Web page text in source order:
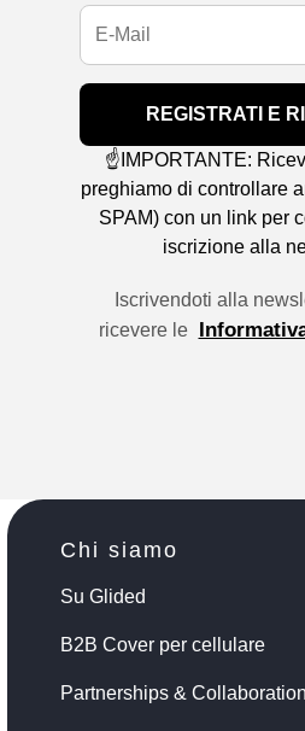
REGISTRATI E
☝️IMPORTANTE:
preghiamo di controllare
SPAM) con un link per
iscrizione alla
Iscrivendoti alla
ricevere le
Chi siamo
Su Glided
B2B Cover per cellulare
Partnerships &